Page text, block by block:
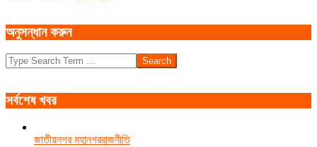
অনুসন্ধান করুন
Search
সর্বশেষ খবর
জাতীয়নগর মহানগররাজনীতি